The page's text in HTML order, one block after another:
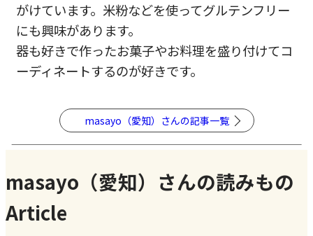
がけています。米粉などを使ってグルテンフリー
にも興味があります。
器も好きで作ったお菓子やお料理を盛り付けてコ
ーディネートするのが好きです。
masayo（愛知）さんの記事一覧
masayo（愛知）さんの読みもの
Article